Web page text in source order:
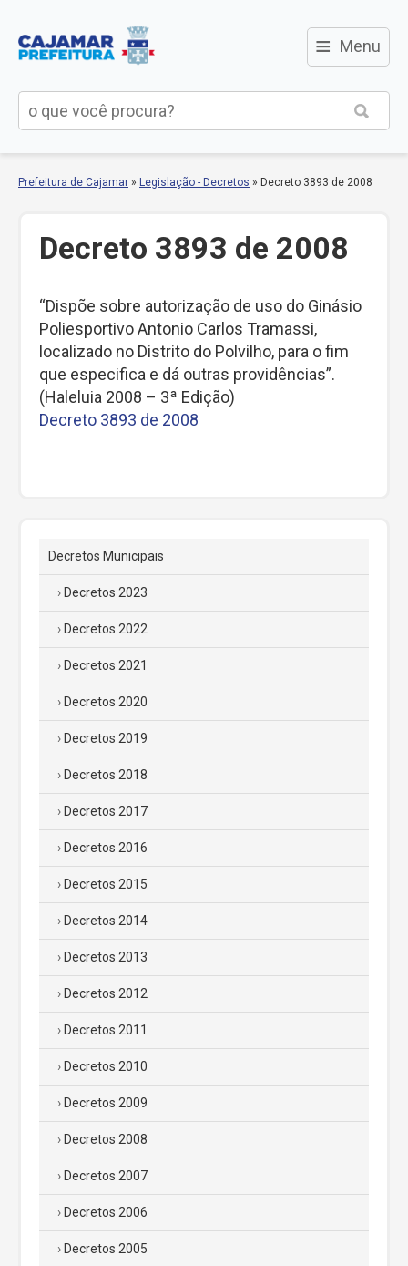
≡ Menu
Prefeitura de Cajamar » Legislação - Decretos » Decreto 3893 de 2008
Decreto 3893 de 2008
“Dispõe sobre autorização de uso do Ginásio
Poliesportivo Antonio Carlos Tramassi,
localizado no Distrito do Polvilho, para o fim
que especifica e dá outras providências”.
(Haleluia 2008 – 3ª Edição)
Decreto 3893 de 2008
Decretos Municipais
Decretos 2023
Decretos 2022
Decretos 2021
Decretos 2020
Decretos 2019
Decretos 2018
Decretos 2017
Decretos 2016
Decretos 2015
Decretos 2014
Decretos 2013
Decretos 2012
Decretos 2011
Decretos 2010
Decretos 2009
Decretos 2008
Decretos 2007
Decretos 2006
Decretos 2005